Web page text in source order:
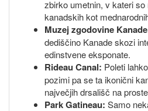
zbirko umetnin, v kateri
kanadskih kot
Muzej zgodovine
dediščino Kanade skozi
edinstvene eksponate.
Rideau Canal: Poleti
pozimi pa se ta ikonični
največjih drsališč na
Park Gatineau: Samo